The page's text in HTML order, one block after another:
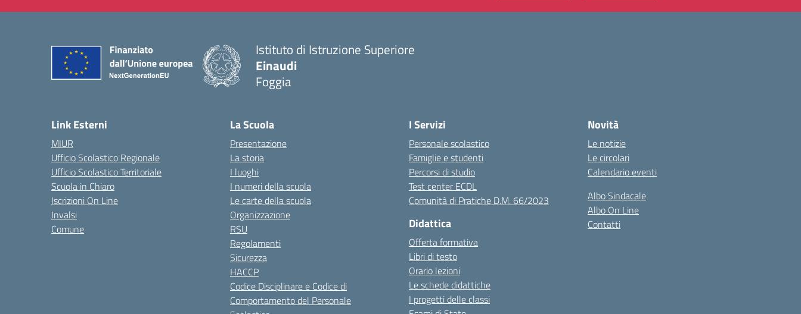
Istituto di Istruzione Superiore
Einaudi
Foggia
Link Esterni
MIUR
Ufficio Scolastico Regionale
Ufficio Scolastico Territoriale
Scuola in Chiaro
Iscrizioni On Line
Invalsi
Comune
La Scuola
Presentazione
La storia
I luoghi
I numeri della scuola
Le carte della scuola
Organizzazione
RSU
Regolamenti
Sicurezza
HACCP
Codice Disciplinare e Codice di
Comportamento del Personale
I Servizi
Personale scolastico
Famiglie e studenti
Percorsi di studio
Test center ECDL
Comunità di Pratiche D.M. 66/2023
Didattica
Offerta formativa
Libri di testo
Orario lezioni
Le schede didattiche
I progetti delle classi
Novità
Le notizie
Le circolari
Calendario eventi
Albo Sindacale
Albo On Line
Contatti